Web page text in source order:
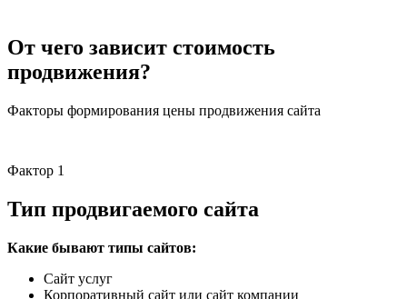
От чего зависит стоимость
продвижения?
Факторы формирования цены продвижения сайта
Фактор 1
Тип продвигаемого сайта
Какие бывают типы сайтов:
Сайт услуг
Корпоративный сайт или сайт компании